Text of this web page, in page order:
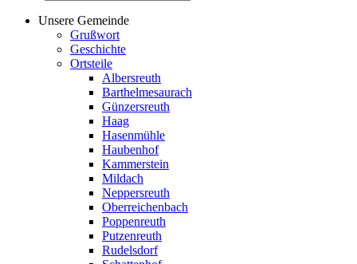
Unsere Gemeinde
Grußwort
Geschichte
Ortsteile
Albersreuth
Barthelmesaurach
Günzersreuth
Haag
Hasenmühle
Haubenhof
Kammerstein
Mildach
Neppersreuth
Oberreichenbach
Poppenreuth
Putzenreuth
Rudelsdorf